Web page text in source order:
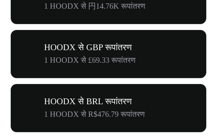
1 HOODX से 円14.76K रूपांतरण
HOODX से GBP रूपांतरण
1 HOODX से £69.33 रूपांतरण
HOODX से BRL रूपांतरण
1 HOODX से R$476.79 रूपांतरण